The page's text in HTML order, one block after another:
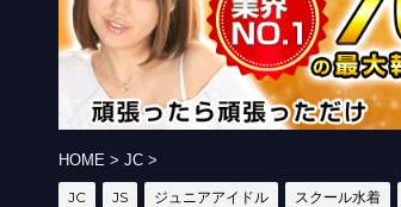
HOME > JC >
JC JS ジュニアアイドル スクール水着